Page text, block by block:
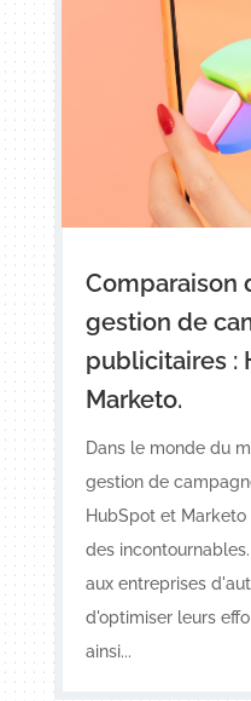
Comparaison
gestion de
publicitaires :
Marketo.
Dans le monde du
gestion de
HubSpot et
des
aux entreprises
d'optimiser leurs
ainsi...